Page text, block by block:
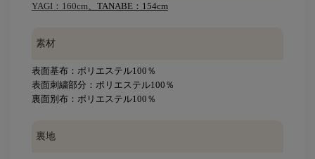
YAGI：160cm、TANABE：154cm
素材
表面基布：ポリエステル100％
表面刺繍部分：ポリエステル100％
裏面別布：ポリエステル100％
裏地